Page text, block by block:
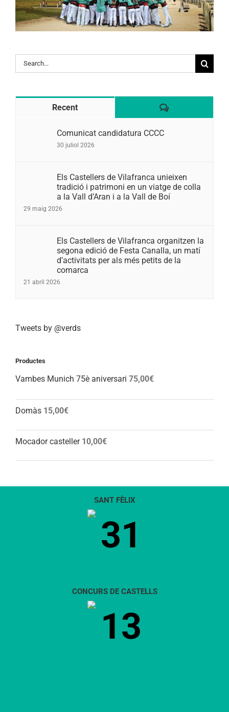
Search
for:
Recent Comentaris
Comunicat candidatura CCCC
30 juliol 2026
Els Castellers de Vilafranca unieixen
tradició i patrimoni en un viatge de colla
a la Vall d’Aran i a la Vall de Boí
29 maig 2026
Els Castellers de Vilafranca organitzen la
segona edició de Festa Canalla, un matí
d’activitats per als més petits de la
comarca
21 abril 2026
Tweets by @verds
Productes
Vambes Munich 75è aniversari 75,00€
Domàs 15,00€
Mocador casteller 10,00€
SANT FÈLIX
31
CONCURS DE CASTELLS
13